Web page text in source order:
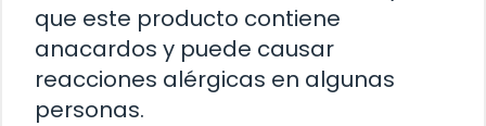
que este producto contiene
anacardos y puede causar
reacciones alérgicas en algunas
personas.